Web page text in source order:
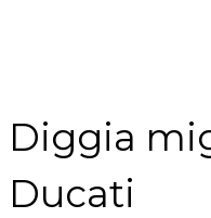
Diggia
Ducati